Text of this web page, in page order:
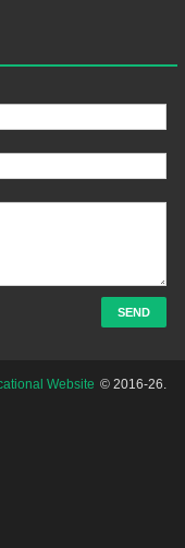
Website © 2016-26.